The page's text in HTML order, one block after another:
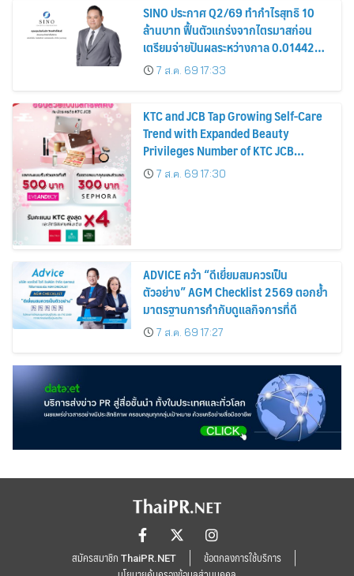
SINO ประกาศ Q2/69 ทำกำไรสุทธิ 10
ล้านบาท ฟื้นตัวแกร่งจากไตรมาสก่อน
เตรียมจ่ายปันผลระหว่างกาล 0.014423
บาทต่อหุ้น ครึ่งปีหลังมุ่งเติบโตต่อเนื่อง
7 ส.ค. 69 17:33
KTC and JCB Tap Growing Self-Care
Trend with Expanded Beauty
Privileges Number of KTC JCB
Cardmembers Spending on
Cosmetics Rises 26%
7 ส.ค. 69 17:30
ADVICE คว้า “ดีเยี่ยมสมควรเป็น
ตัวอย่าง” AGM Checklist 2569 ตอกย้ำ
มาตรฐานการกำกับดูแลกิจการที่ดี
7 ส.ค. 69 17:27
สมัครสมาชิก ThaiPR.NET
ข้อตกลงการใช้บริการ